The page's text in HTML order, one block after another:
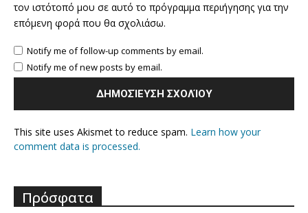
τον ιστότοπό μου σε αυτό το πρόγραμμα περιήγησης για την
επόμενη φορά που θα σχολιάσω.
Notify me of follow-up comments by email.
Notify me of new posts by email.
This site uses Akismet to reduce spam. Learn how your
comment data is processed.
Πρόσφατα